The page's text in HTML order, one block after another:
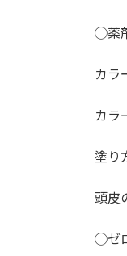
◯薬
カラ
カラ
塗り
頭皮
◯ゼ